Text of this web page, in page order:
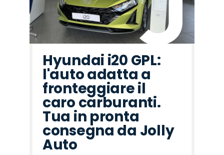
Hyundai i20 GPL:
l'auto adatta a
fronteggiare il
caro carburanti.
Tua in pronta
consegna da Jolly
Auto